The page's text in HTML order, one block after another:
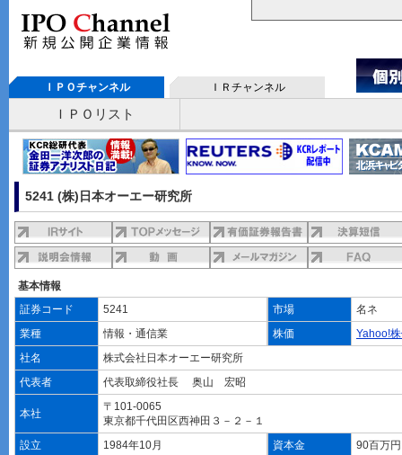
ＩＰＯチャンネル ＩＲチャンネル
ＩＰＯリスト
5241 (株)日本オーエー研究所
基本情報
証券コード
5241 市場
名ネ
業種
情報・通信業 株価
Yahoo!
社名
株式会社日本オーエー研究所
代表者
代表取締役社長 奥山 宏昭
本社
〒101-0065
東京都千代田区西神田３－２－１
設立
1984年10月 資本金
90百万